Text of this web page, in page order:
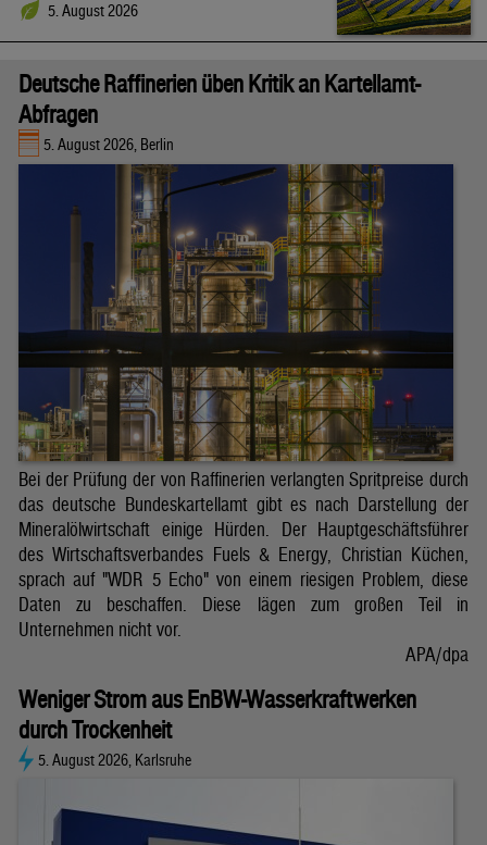
5. August 2026
Deutsche Raffinerien üben Kritik an Kartellamt-
Abfragen
5. August 2026, Berlin
Bei der Prüfung der von Raffinerien verlangten Spritpreise durch
das deutsche Bundeskartellamt gibt es nach Darstellung der
Mineralölwirtschaft einige Hürden. Der Hauptgeschäftsführer
des Wirtschaftsverbandes Fuels & Energy, Christian Küchen,
sprach auf "WDR 5 Echo" von einem riesigen Problem, diese
Daten zu beschaffen. Diese lägen zum großen Teil in
Unternehmen nicht vor.
APA/dpa
Weniger Strom aus EnBW-Wasserkraftwerken
durch Trockenheit
5. August 2026, Karlsruhe